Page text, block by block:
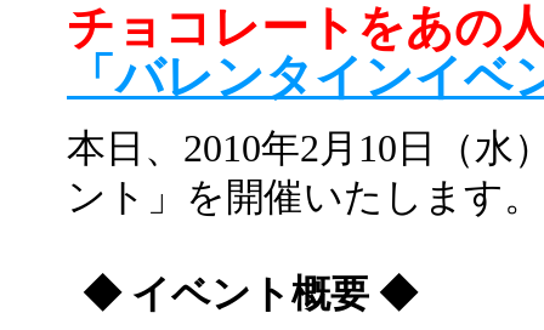
チョコレートをあの
「バレンタインイベ
本日、2010年2月10日（
ント」を開催いたします。
◆ イベント概要 ◆